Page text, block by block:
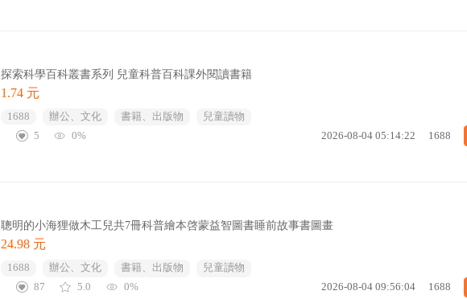
探索科學百科叢書系列 兒童科普百科課外閱讀書籍
1.74 元
1688 辦公、文化 書籍、出版物
兒童讀物
5
0% 2026-08-04 05:14:22 1688
聰明的小海狸做木工兒共7冊科普繪本啓蒙益智圖書睡前故事書圖畫
24.98 元
1688 辦公、文化 書籍、出版物
兒童讀物
87
5.0 0% 2026-08-04 09:56:04 1688